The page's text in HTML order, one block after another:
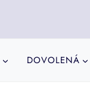
DOVOLENÁ